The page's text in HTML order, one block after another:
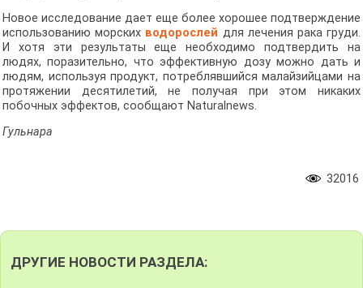
Новое исследование дает еще более хорошее подтверждение
использованию морских водорослей для лечения рака груди.
И хотя эти результаты еще необходимо подтвердить на
людях, поразительно, что эффективную дозу можно дать и
людям, используя продукт, потреблявшийся малайзийцами на
протяжении десятилетий, не получая при этом никаких
побочных эффектов, сообщают Naturalnews.
Гульнара
32016
ДРУГИЕ НОВОСТИ РАЗДЕЛА: